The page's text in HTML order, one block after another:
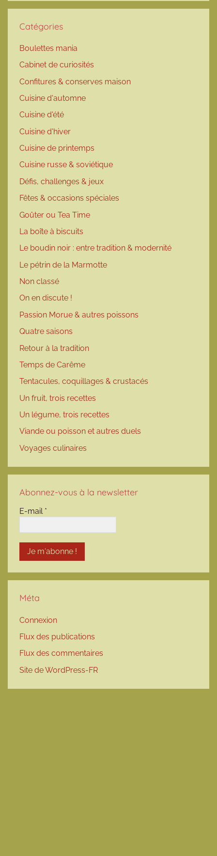
Catégories
Boulettes mania
Cabinet de curiosités
Confitures & conserves maison
Cuisine d'automne
Cuisine d'été
Cuisine d'hiver
Cuisine de printemps
Cuisine russe & soviétique
Défis, challenges & jeux
Fêtes & occasions spéciales
Goûter ou Tea Time
La boîte à biscuits
Le boudin noir : entre tradition & modernité
Le pétrin de la Marmotte
Non classé
On en discute !
Passion Morue & autres poissons
Quatre saisons
Retour à la tradition
Temps de Carême
Tentacules, coquillages & crustacés
Un fruit, trois recettes
Un légume, trois recettes
Viande ou poisson et autres duels
Voyages culinaires
Abonnez-vous à la newsletter
E-mail *
Méta
Connexion
Flux des publications
Flux des commentaires
Site de WordPress-FR